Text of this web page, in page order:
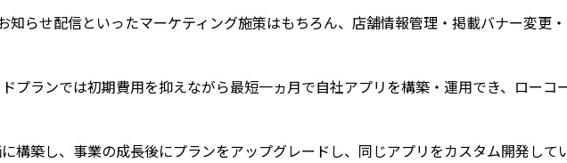
知らせ配信といったマーケティング施策はもちろん、店舗情報管理・掲載バナー変更
プランでは初期費用を抑えながら最短一ヵ月で自社アプリを構築・運用でき、ローコ
構築し、事業の成長後にプランをアップグレードし、同じアプリをカスタム開発して